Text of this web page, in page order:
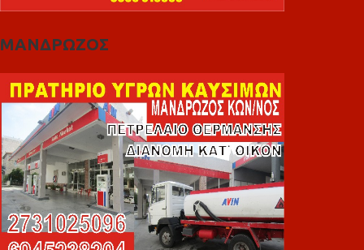
ΜΑΝΔΡΩΖΟΣ